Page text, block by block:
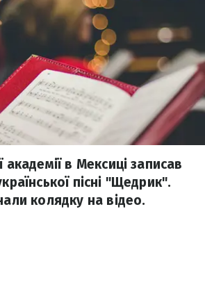
в Мексиці записав
пісні "Щедрик".
колядку на відео.